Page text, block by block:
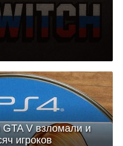
V взломали и
игроков